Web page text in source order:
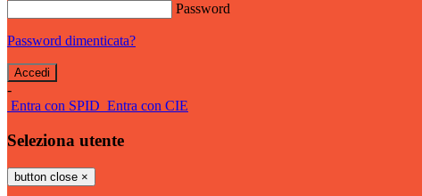
Password
Password dimenticata?
-
Entra con SPID Entra con CIE
Seleziona utente
button close ×